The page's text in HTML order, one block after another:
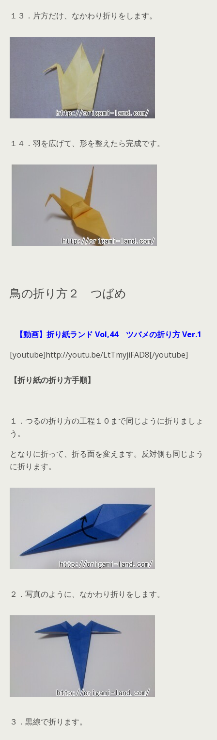
１３．片方だけ、なかわり折りをします。
１４．羽を広げて、形を整えたら完成です。
鳥の折り方２ つばめ
【動画】折り紙ランド Vol,44 ツバメの折り方 Ver.1
[youtube]http://youtu.be/LtTmyjiFAD8[/youtube]
【折り紙の折り方手順】
１．つるの折り方の工程１０まで同じように折りましょ
う。
となりに折って、折る面を変えます。反対側も同じよう
に折ります。
２．写真のように、なかわり折りをします。
３．黒線で折ります。